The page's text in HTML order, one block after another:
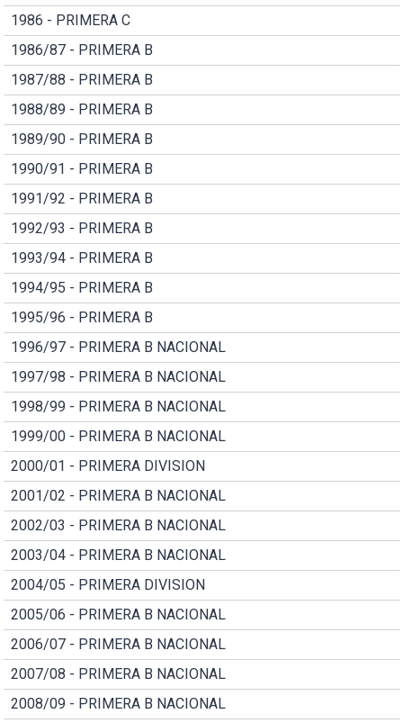
1986 - PRIMERA C
1986/87 - PRIMERA B
1987/88 - PRIMERA B
1988/89 - PRIMERA B
1989/90 - PRIMERA B
1990/91 - PRIMERA B
1991/92 - PRIMERA B
1992/93 - PRIMERA B
1993/94 - PRIMERA B
1994/95 - PRIMERA B
1995/96 - PRIMERA B
1996/97 - PRIMERA B NACIONAL
1997/98 - PRIMERA B NACIONAL
1998/99 - PRIMERA B NACIONAL
1999/00 - PRIMERA B NACIONAL
2000/01 - PRIMERA DIVISION
2001/02 - PRIMERA B NACIONAL
2002/03 - PRIMERA B NACIONAL
2003/04 - PRIMERA B NACIONAL
2004/05 - PRIMERA DIVISION
2005/06 - PRIMERA B NACIONAL
2006/07 - PRIMERA B NACIONAL
2007/08 - PRIMERA B NACIONAL
2008/09 - PRIMERA B NACIONAL